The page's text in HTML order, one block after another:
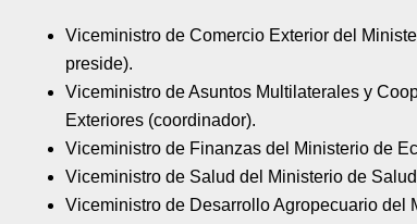
Viceministro de Comercio Exterior del
preside).
Viceministro de Asuntos Multilaterales y
Exteriores (coordinador).
Viceministro de Finanzas del Ministerio de
Viceministro de Salud del Ministerio de
Viceministro de Desarrollo Agropecuario del